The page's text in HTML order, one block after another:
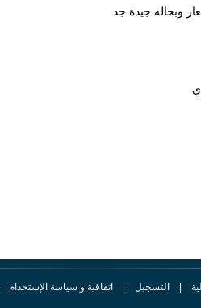
وبحاله جيدة جد
| التسجيل | اتفاقية و سياسة الإستخدام